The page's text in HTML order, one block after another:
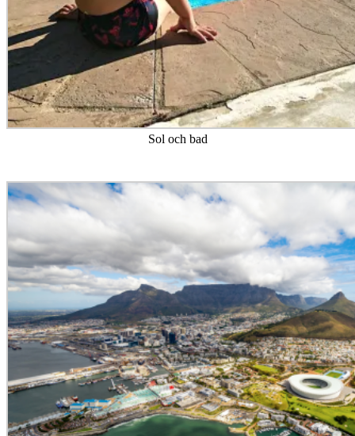
Sol och bad